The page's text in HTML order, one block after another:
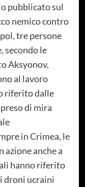
pubblicato sul
nemico contro
tre persone
secondo le
Aksyonov,
al lavoro
riferito dalle
di mira
in Crimea, le
azione anche a
hanno riferito
droni ucraini